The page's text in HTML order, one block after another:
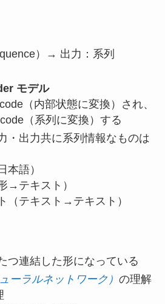
）→ 出力：系列
モデル
（内部状態に変換）され、
（系列に変換）する
・出力共に系列情報なものは
本語）
→テキスト）
（テキスト→テキスト）
つ連結した形になっている
ーラルネットワーク） の理解